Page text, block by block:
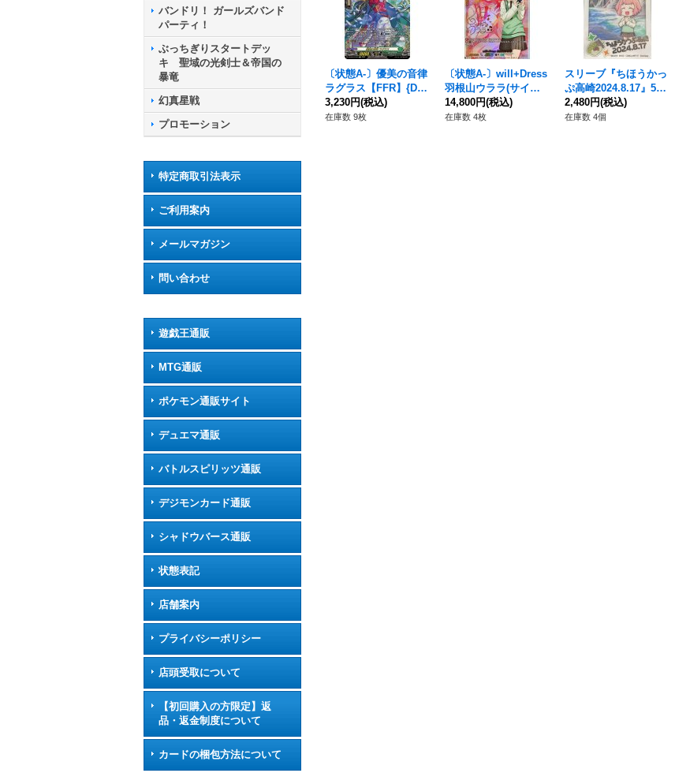
バンドリ！ ガールズバンド
パーティ！
ぶっちぎりスタートデッ
キ 聖域の光剣士＆帝国の
暴竜
幻真星戦
プロモーション
特定商取引法表示
ご利用案内
メールマガジン
問い合わせ
遊戯王通販
MTG通販
ポケモン通販サイト
デュエマ通販
バトルスピリッツ通販
デジモンカード通販
シャドウバース通販
状態表記
店舗案内
プライバシーポリシー
店頭受取について
【初回購入の方限定】返
品・返金制度について
カードの梱包方法について
〔状態A-〕優美の音律
ラグラス【FFR】{DZ-
BT04/FFR15}《ストイ
ケイア》
3,230円(税込)
在庫数 9枚
〔状態A-〕will+Dress
羽根山ウララ(サイン)
【PR】{D-PR/1113}
《ストイケイア》
14,800円(税込)
在庫数 4枚
スリーブ『ちほうかっ
ぷ高崎2024.8.17』53
枚入り【-】{-}《サプ
ライ》
2,480円(税込)
在庫数 4個